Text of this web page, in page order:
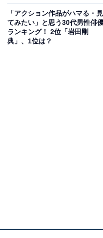
Takeru」も人気を集めて
回答者からは「老若男女
「アクション作品がハマる・見
てみたい」と思う30代男性俳
ランキング！ 2位「岩田剛
典」、1位は？